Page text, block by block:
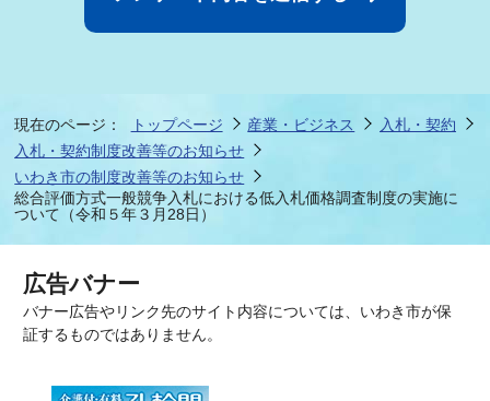
現在のページ： トップページ 産業・ビジネス
入札・契約
入札・契約制度改善等のお知らせ
いわき市の制度改善等のお知らせ
総合評価方式一般競争入札における低入札価格調査制度の実施に
ついて（令和５年３月28日）
広告バナー
バナー広告やリンク先のサイト内容については、いわき市が保
証するものではありません。